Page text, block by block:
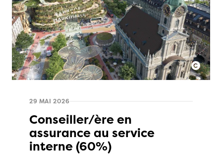
29 MAI 2026
Conseiller/ère en
assurance au service
interne (60%)